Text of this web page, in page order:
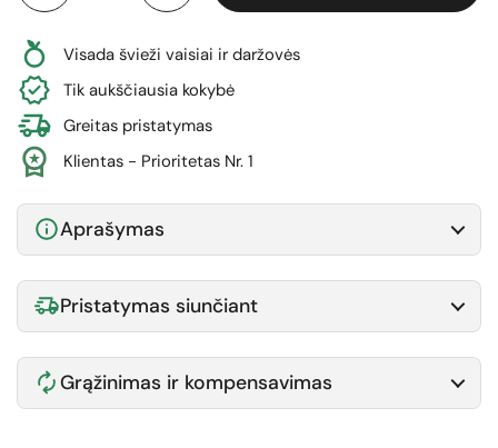
Visada švieži vaisiai ir daržovės
Tik aukščiausia kokybė
Greitas pristatymas
Klientas - Prioritetas Nr. 1
Aprašymas
Pristatymas siunčiant
Grąžinimas ir kompensavimas